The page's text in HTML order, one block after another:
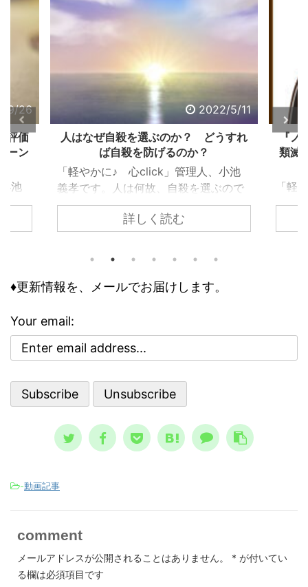
9/26
評価
ーン
池
き
評
分
自
回
自
自分
2022/5/11
人はなぜ自殺を選ぶのか？ どうすれ
ば自殺を防げるのか？
「軽やかに♪ 心click」管理人、小池
義孝です。人は何故、自殺を選ぶので
しょうか？ 自殺するまで追い込まれ
ない為には、どうすれば良いのでしょ
が、共通するのは精神トーンの問題で
に取り組む前に、基本の大枠として知
クが高まる３つの精神状態 人は、ど
ういう時に自殺に至るのか？ その精
神状態を詳しく知っておくのは、周囲
なりません。 一般的に広まっている
ノウハウ ...
詳しく読む
『ノ
類滅
「軽
義孝
て、
亡シナ
♦更新情報を、メールでお届けします。
Your email:
-動画記事
comment
メールアドレスが公開されることはありません。 * が付いてい
る欄は必須項目です